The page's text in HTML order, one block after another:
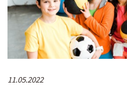
11.05.2022